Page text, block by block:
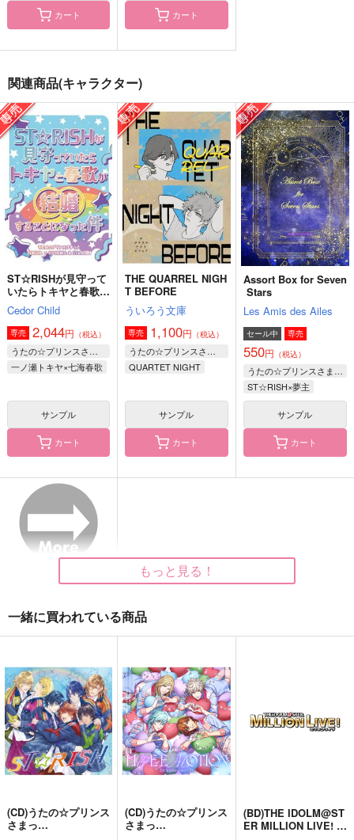
Let's get poor togeth
心のニーズ
944円（税込）
五条悟×虎杖悠仁
サンプル
作品詳細
Let’s be Friends!
472
観音坂独歩
サンプル
作品詳細
472円（税込）
四ノ宮那月×一ノ瀬トキヤ
サンプル
作品詳細
いたらトキヤと春歌が
結婚することになった
件Cedor Child
2,044円（税込）
サンプル
作品詳細
e」!!
ちょんぼりちょろり
（税込）
グレイ・リヴァース
たにぱにっく
たにぱにっく
629円（税込）
Let's take ONE
Nachtmusik
2,357円（税込）
サンプル
シンデレラフューチャ
ー
AnZ館
サンプル
ひなたの黒猫ねえと呼
サンプル
カート カート
関連商品(キャラクター)
ST☆RISHが見守って
いたらトキヤと春歌が
結婚することになった
件
Cedor Child
専売 2,044円 （税込）
うたの☆プリンスさまっ♪
一ノ瀬トキヤ×七海春歌
サンプル
カート
THE QUARREL NIGH
T BEFORE
ういろう文庫
専売 1,100円 （税込）
うたの☆プリンスさまっ♪
QUARTET NIGHT
サンプル
カート
Assort Box for Seven
Stars
Les Amis des Ailes
セール中 専売
550円 （税込）
うたの☆プリンスさまっ♪
ST☆RISH×夢主
サンプル
カート
もっと見る！
一緒に買われている商品
(CD)うたの☆プリンス
さまっ
(CD)うたの☆プリンス
さまっ
(BD)THE IDOLM@ST
ER MILLION LIVE! 1